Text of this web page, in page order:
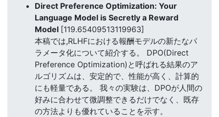
Direct Preference Optimization: Your
Language Model is Secretly a Reward
Model [119.65409513119963]
本稿では,RLHFにおける報酬モデルの新たなパ
ラメータ化について紹介する。 DPO(Direct
Preference Optimization)と呼ばれる結果のア
ルゴリズムは、安定的で、性能が高く、計算的
にも軽量である。 我々の実験は、DPOが人間の
好みに合わせて微調整できるだけでなく、既存
の方法よりも優れていることを示す。